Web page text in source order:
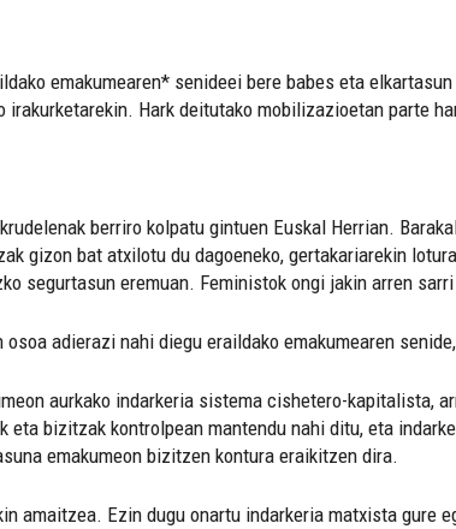
emakumearen* senideei bere babes eta
irakurketarekin. Hark deitutako mobilizazioetan parte
berriro kolpatu gintuen Euskal Herrian.
gizon bat atxilotu du dagoeneko, gertakariarekin
segurtasun eremuan. Feministok ongi jakin arren
adierazi nahi diegu eraildako emakumearen
aurkako indarkeria sistema cishetero-kapitalista,
bizitzak kontrolpean mantendu nahi ditu, eta
emakumeon bizitzen kontura eraikitzen dira.
amaitzea. Ezin dugu onartu indarkeria matxista gure